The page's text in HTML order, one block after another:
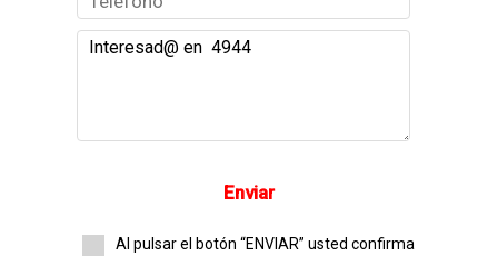
Enviar
Al pulsar el botón “ENVIAR” usted confirma